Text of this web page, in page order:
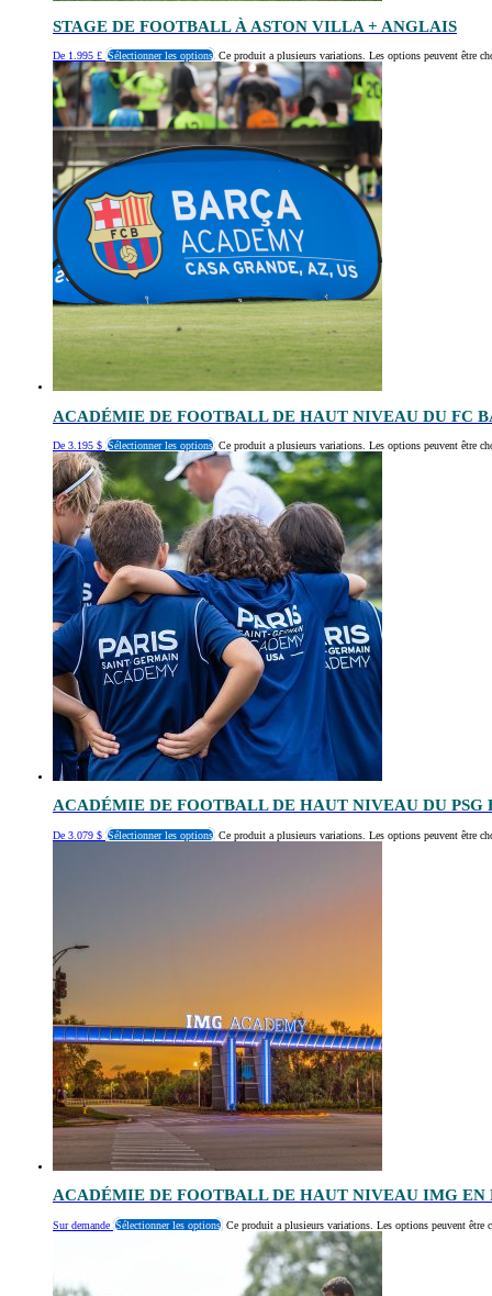
STAGE DE FOOTBALL À ASTON VILLA + ANGLAIS
De 1.995 £ Sélectionner les options Ce produit a plusieurs variations. Les options peuvent être
ACADÉMIE DE FOOTBALL DE HAUT NIVEAU DU FC
De 3.195 $ Sélectionner les options Ce produit a plusieurs variations. Les options peuvent être
ACADÉMIE DE FOOTBALL DE HAUT NIVEAU DU PSG
De 3.079 $ Sélectionner les options Ce produit a plusieurs variations. Les options peuvent être
ACADÉMIE DE FOOTBALL DE HAUT NIVEAU IMG EN
Sur demande Sélectionner les options Ce produit a plusieurs variations. Les options peuvent être